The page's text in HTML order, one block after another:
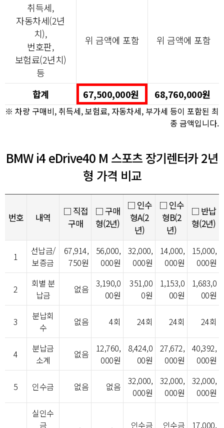
취득세,
자동차세(2년
치),
번호판,
보험료(2년치)
등
위 금액에 포함 위 금액에 포함
합계 67,500,000원 68,760,000원
※ 차량 구매비, 취득세, 보험료, 자동차세, 부가세 등이 포함된 최
종 금액입니다.
BMW i4 eDrive40 M 스포츠 장기렌터카 2년
형 가격 비교
번호 내역
□ 직접
구매
□ 구매
형(2년)
□ 인수
형A(2
년)
□ 인수
형B(2
년)
□ 반납
형(2년)
1
선납금/
보증금
67,914,
750원
56,000,
000원
32,000,
000원
14,000,
000원
15,000,
000원
2
회별 분
납금
없음
3,190,0
00원
351,00
0원
1,153,0
00원
1,683,0
00원
3
분납회
수
없음 4회 24회 24회 24회
4
분납금
소계
없음
12,760,
000원
8,424,0
00원
27,672,
000원
40,392,
000원
5 인수금 없음 없음
32,000,
000원
32,000,
000원
32,000,
000원
실인수
금
인수금 인수금 17,000,